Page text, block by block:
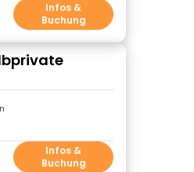
Infos &
Buchung
Infos &
Buchung